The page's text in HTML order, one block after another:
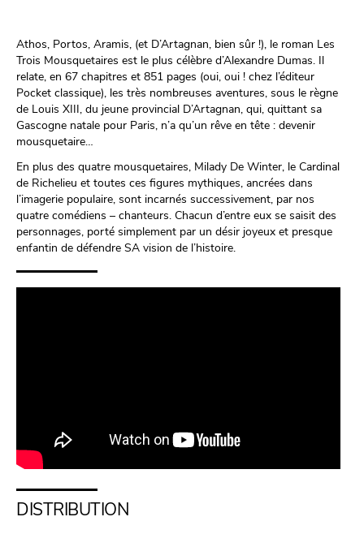
Athos, Portos, Aramis, (et D’Artagnan, bien sûr !), le roman Les
Trois Mousquetaires est le plus célèbre d’Alexandre Dumas. Il
relate, en 67 chapitres et 851 pages (oui, oui ! chez l’éditeur
Pocket classique), les très nombreuses aventures, sous le règne
de Louis XIII, du jeune provincial D’Artagnan, qui, quittant sa
Gascogne natale pour Paris, n’a qu’un rêve en tête : devenir
mousquetaire…
En plus des quatre mousquetaires, Milady De Winter, le Cardinal
de Richelieu et toutes ces figures mythiques, ancrées dans
l’imagerie populaire, sont incarnés successivement, par nos
quatre comédiens – chanteurs. Chacun d’entre eux se saisit des
personnages, porté simplement par un désir joyeux et presque
enfantin de défendre SA vision de l’histoire.
DISTRIBUTION